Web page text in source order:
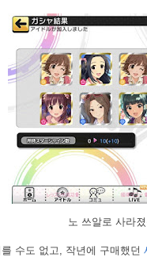
노 쓰알로 사라
수도 없고, 작년에 구매했던